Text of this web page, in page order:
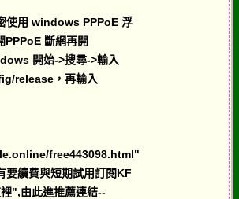
使用 windows PPPoE 浮
PPPoE 斷網再開
開始->搜尋->輸入
release，再輸入
free443098.html"
續費與短期試用訂閱KF
",由此進推薦連結--